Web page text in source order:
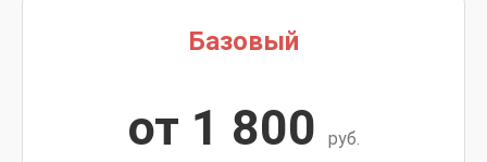
Базовый
от 1 800 руб.